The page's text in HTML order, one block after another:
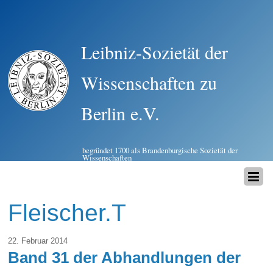
Leibniz-Sozietät der
Wissenschaften zu
Berlin e.V.
begründet 1700 als Brandenburgische Sozietät der
Wissenschaften
Fleischer.T
22. Februar 2014
Band 31 der Abhandlungen der